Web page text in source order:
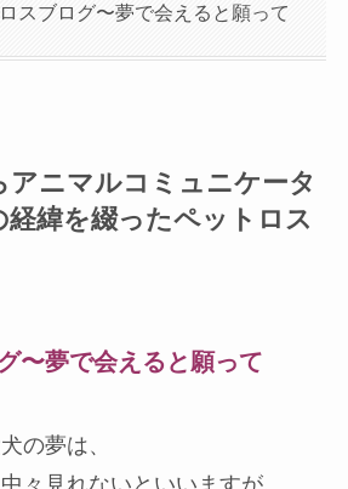
スブログ〜夢で会えると願って
ニマルコミュニケータ
緯を綴ったペットロス
〜夢で会えると願って
の夢は、